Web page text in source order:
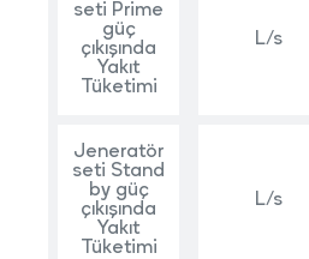
seti Prime
güç
çıkışında
Yakıt
Tüketimi
L/s
Jeneratör
seti Stand
by güç
çıkışında
Yakıt
Tüketimi
L/s